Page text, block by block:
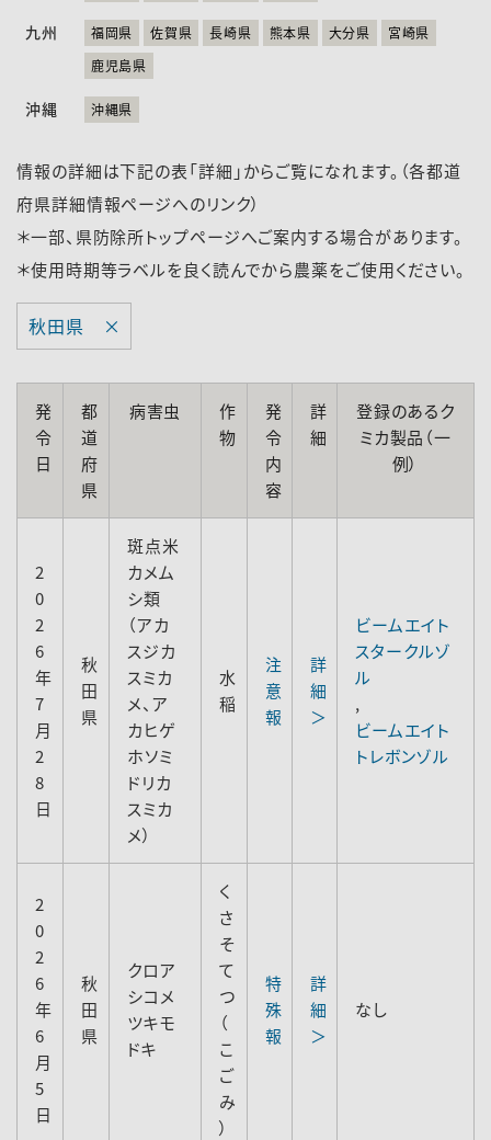
九州 福岡県 佐賀県 長崎県 熊本県 大分県
宮崎県
鹿児島県
沖縄 沖縄県
情報の詳細は下記の表「詳細」からご覧になれます。（各都道
府県詳細情報ページへのリンク）
＊一部、県防除所トップページへご案内する場合があります。
＊使用時期等ラベルを良く読んでから農薬をご使用ください。
秋田県 ×
発
令
日
都
道
府
県
病害虫
作
物
発
令
内
容
詳
細
登録のあるク
ミカ製品（一
例）
2
0
2
6
年
7
月
2
8
日
秋
田
県
斑点米
カメム
シ類
（アカ
スジカ
スミカ
メ、ア
カヒゲ
ホソミ
ドリカ
スミカ
メ）
水
稲
注
意
報
詳
細
＞
ビームエイト
スタークルゾ
ル
,
ビームエイト
トレボンゾル
2
0
2
6
年
6
月
5
日
秋
田
県
クロア
シコメ
ツキモ
ドキ
く
さ
そ
て
つ
（
こ
ご
み
）
特
殊
報
詳
細
＞
なし